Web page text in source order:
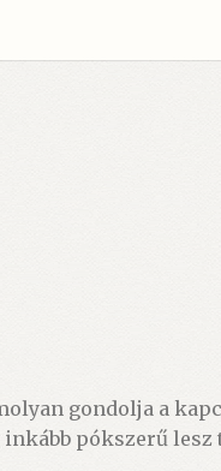
gondolja a
pókszerű